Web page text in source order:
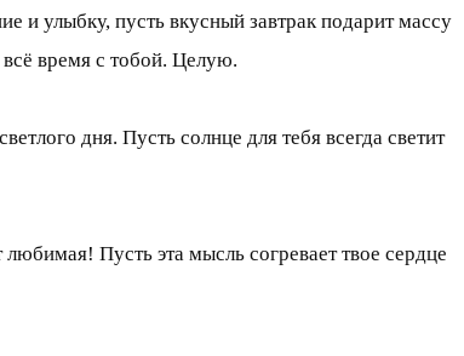
и улыбку, пусть вкусный завтрак подарит массу
время с тобой. Целую.
дня. Пусть солнце для тебя всегда светит
Пусть эта мысль согревает твое сердце